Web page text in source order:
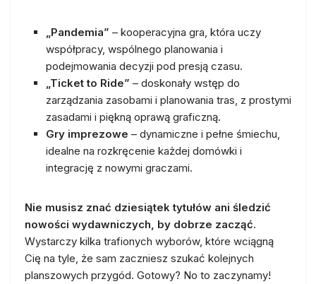
„Pandemia” – kooperacyjna gra, która uczy
współpracy, wspólnego planowania i
podejmowania decyzji pod presją czasu.
„Ticket to Ride” – doskonały wstęp do
zarządzania zasobami i planowania tras, z prostymi
zasadami i piękną oprawą graficzną.
Gry imprezowe – dynamiczne i pełne śmiechu,
idealne na rozkręcenie każdej domówki i
integrację z nowymi graczami.
Nie musisz znać dziesiątek tytułów ani śledzić
nowości wydawniczych, by dobrze zacząć.
Wystarczy kilka trafionych wyborów, które wciągną
Cię na tyle, że sam zaczniesz szukać kolejnych
planszowych przygód. Gotowy? No to zaczynamy!